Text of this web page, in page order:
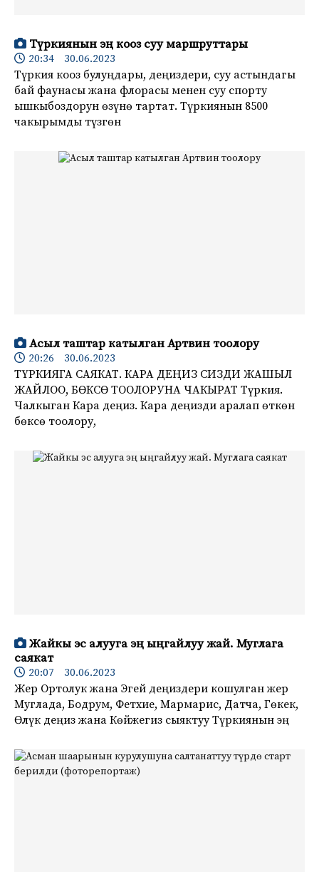
Түркиянын эң кооз суу маршруттары
20:34 30.06.2023
Түркия кооз булуңдары, деңиздери, суу астындагы
бай фаунасы жана флорасы менен суу спорту
ышкыбоздорун өзүнө тартат. Түркиянын 8500
чакырымды түзгөн
Асыл таштар катылган Артвин тоолору
20:26 30.06.2023
ТҮРКИЯГА САЯКАТ. КАРА ДЕҢИЗ СИЗДИ ЖАШЫЛ
ЖАЙЛОО, БӨКСӨ ТООЛОРУНА ЧАКЫРАТ Түркия.
Чалкыган Кара деңиз. Кара деңизди аралап өткөн
бөксө тоолору,
Жайкы эс алууга эң ыңгайлуу жай. Муглага
саякат
20:07 30.06.2023
Жер Ортолук жана Эгей деңиздери кошулган жер
Муглада, Бодрум, Фетхие, Мармарис, Датча, Гөкек,
Өлүк деңиз жана Көйжегиз сыяктуу Түркиянын эң